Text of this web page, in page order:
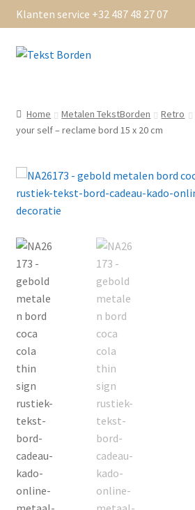
Klanten service +32 487 48 27 07
Ga
Ga
Algemene Voorwaarden
bedankt
Beoordelingen
Bestellen
Betaling OK
Contact
Groothandel
Home
Klantendienst: +32 487 48 27 07
Mijn Account
Home Metalen TekstBorden Retro
your self – reclame bord 15 x 20 cm